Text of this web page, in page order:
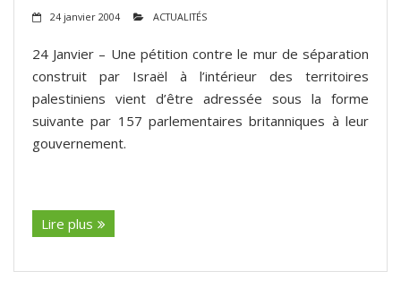
24 janvier 2004 ACTUALITÉS
24 Janvier – Une pétition contre le mur de séparation
construit par Israël à l’intérieur des territoires
palestiniens vient d’être adressée sous la forme
suivante par 157 parlementaires britanniques à leur
gouvernement.
Lire plus